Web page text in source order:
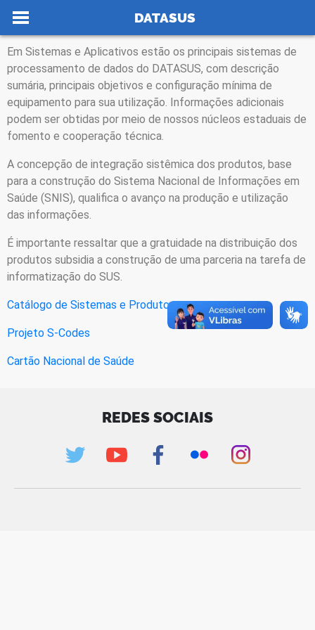
Ir para o conteúdo
DATASUS
portal
Sistemas
Em Sistemas e Aplicativos estão os principais sistemas de
processamento de dados do DATASUS, com descrição
sumária, principais objetivos e configuração mínima de
equipamento para sua utilização. Informações adicionais
podem ser obtidas por meio de nossos núcleos estaduais de
fomento e cooperação técnica.
A concepção de integração sistêmica dos produtos, base
para a construção do Sistema Nacional de Informações em
Saúde (SNIS), qualifica o avanço na produção e utilização
das informações.
É importante ressaltar que a gratuidade na distribuição dos
produtos subsidia a construção de uma parceria na tarefa de
informatização do SUS.
Catálogo de Sistemas e Produtos
Projeto S-Codes
Cartão Nacional de Saúde
REDES SOCIAIS